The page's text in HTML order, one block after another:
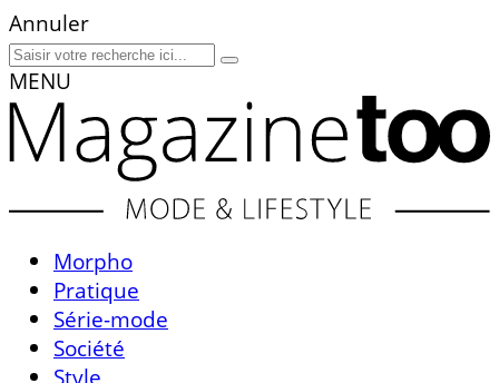
Annuler
MENU
Morpho
Pratique
Série-mode
Société
Style